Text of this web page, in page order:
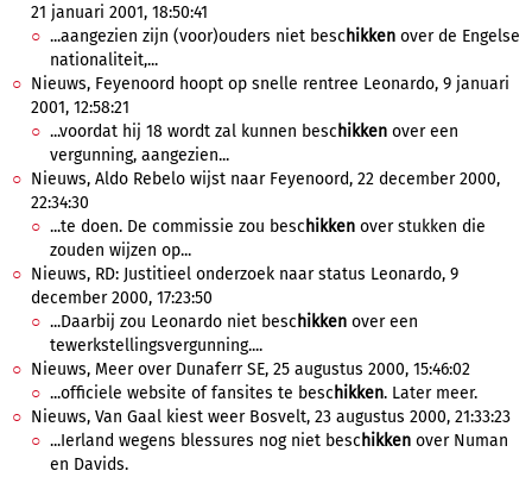
21 januari 2001, 18:50:41
...aangezien zijn (voor)ouders niet besc hikken over de Engelse
nationaliteit,...
Nieuws, Feyenoord hoopt op snelle rentree Leonardo, 9 januari
2001, 12:58:21
...voordat hij 18 wordt zal kunnen besc hikken over een
vergunning, aangezien...
Nieuws, Aldo Rebelo wijst naar Feyenoord, 22 december 2000,
22:34:30
...te doen. De commissie zou besc hikken over stukken die
zouden wijzen op...
Nieuws, RD: Justitieel onderzoek naar status Leonardo, 9
december 2000, 17:23:50
...Daarbij zou Leonardo niet besc hikken over een
tewerkstellingsvergunning....
Nieuws, Meer over Dunaferr SE, 25 augustus 2000, 15:46:02
...officiele website of fansites te besc hikken. Later meer.
Nieuws, Van Gaal kiest weer Bosvelt, 23 augustus 2000, 21:33:23
...Ierland wegens blessures nog niet besc hikken over Numan
en Davids.